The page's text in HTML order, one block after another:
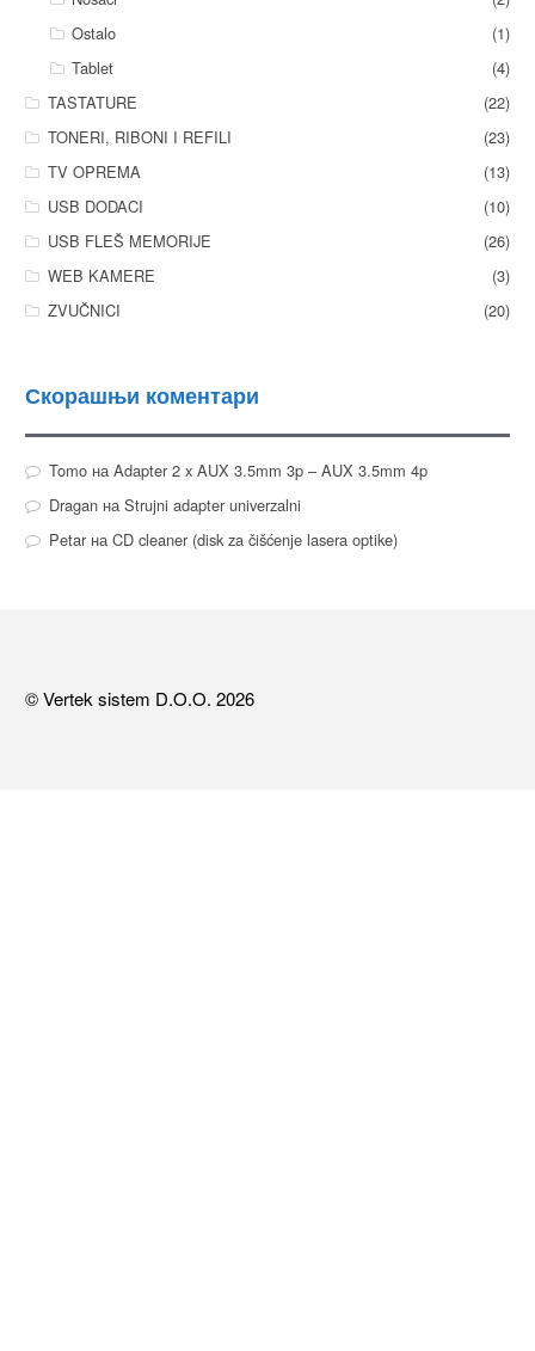
Ostalo
(1)
Tablet
(4)
TASTATURE
(22)
TONERI, RIBONI I REFILI
(23)
TV OPREMA
(13)
USB DODACI
(10)
USB FLEŠ MEMORIJE
(26)
WEB KAMERE
(3)
ZVUČNICI
(20)
Скорашњи коментари
TomoнаAdapter 2 x AUX 3.5mm 3p – AUX 3.5mm 4p
DraganнаStrujni adapter univerzalni
PetarнаCD cleaner (disk za čišćenje lasera optike)
© Vertek sistem D.O.O. 2026